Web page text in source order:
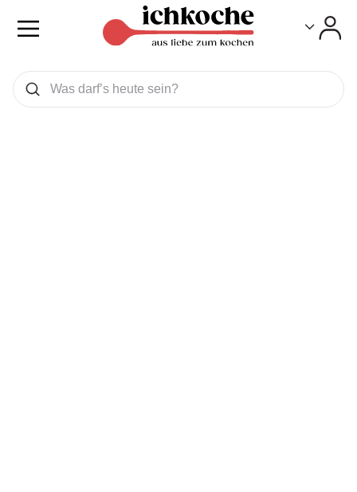
Was wollen Sie suchen
Suchen